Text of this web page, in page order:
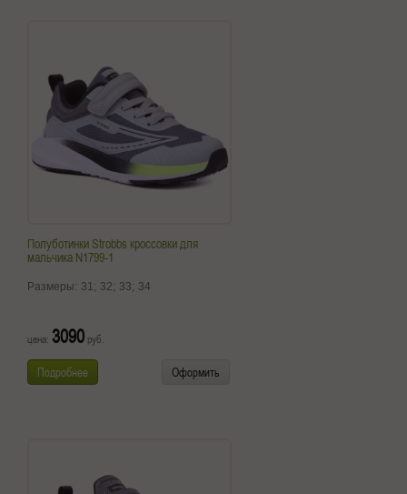
Полуботинки Strobbs кроссовки для
мальчика N1799-1
Размеры: 31; 32; 33; 34
цена: 3090 руб.
Подробнее Оформить